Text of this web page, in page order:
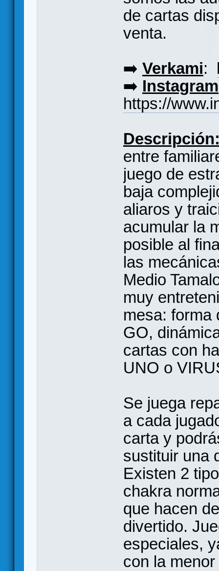
de cartas
venta.
➡️ Verkami:
➡️ Instagram
https://
entre
juego de
baja
aliaros y
acumular la
posible al
las
Medio
muy
mesa: forma
GO,
cartas con
UNO o
Se juega
a cada
carta y
sustituir una
Existen 2
chakra
que hacen
divertido.
especiales,
con la